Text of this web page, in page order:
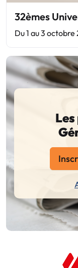
32èmes
Du 1 au 3